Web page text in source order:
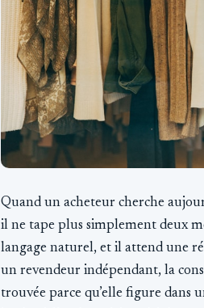
Quand un acheteur cherche
il ne tape plus simplement deux
langage naturel, et il attend une
un revendeur indépendant, la
trouvée parce qu’elle figure dans